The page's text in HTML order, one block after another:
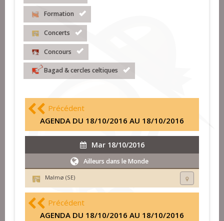
Formation
Concerts
Concours
Bagad & cercles celtiques
Précédent
AGENDA DU 18/10/2016 AU 18/10/2016
Mar 18/10/2016
Ailleurs dans le Monde
Malmø (SE)
Précédent
AGENDA DU 18/10/2016 AU 18/10/2016